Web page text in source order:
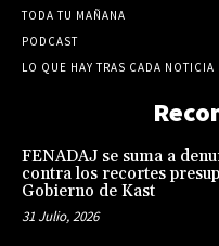
TODA TU MAÑANA
PODCAST
LO QUE HAY TRAS CADA NOTICIA
FENADAJ se suma a
contra los recortes
Gobierno de Kast
31 Julio, 2026